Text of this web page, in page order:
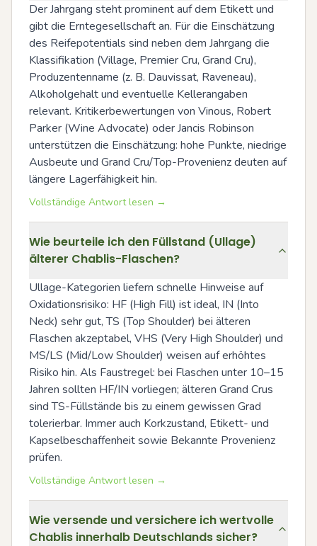
Der Jahrgang steht prominent auf dem Etikett und
gibt die Erntegesellschaft an. Für die Einschätzung
des Reifepotentials sind neben dem Jahrgang die
Klassifikation (Village, Premier Cru, Grand Cru),
Produzentenname (z. B. Dauvissat, Raveneau),
Alkoholgehalt und eventuelle Kellerangaben
relevant. Kritikerbewertungen von Vinous, Robert
Parker (Wine Advocate) oder Jancis Robinson
unterstützen die Einschätzung: hohe Punkte, niedrige
Ausbeute und Grand Cru/Top-Provenienz deuten auf
längere Lagerfähigkeit hin.
Vollständige Antwort lesen →
Wie beurteile ich den Füllstand (Ullage)
älterer Chablis-Flaschen?
Ullage-Kategorien liefern schnelle Hinweise auf
Oxidationsrisiko: HF (High Fill) ist ideal, IN (Into
Neck) sehr gut, TS (Top Shoulder) bei älteren
Flaschen akzeptabel, VHS (Very High Shoulder) und
MS/LS (Mid/Low Shoulder) weisen auf erhöhtes
Risiko hin. Als Faustregel: bei Flaschen unter 10–15
Jahren sollten HF/IN vorliegen; älteren Grand Crus
sind TS-Füllstände bis zu einem gewissen Grad
tolerierbar. Immer auch Korkzustand, Etikett- und
Kapselbeschaffenheit sowie Bekannte Provenienz
prüfen.
Vollständige Antwort lesen →
Wie versende und versichere ich wertvolle
Chablis innerhalb Deutschlands sicher?